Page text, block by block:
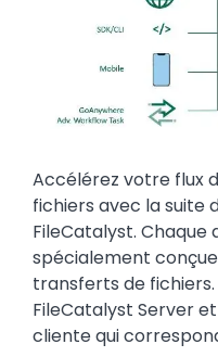
Text
Accélérez votre flux
fichiers avec la suite
FileCatalyst.
spécialement
transferts de
FileCatalyst Server
cliente qui